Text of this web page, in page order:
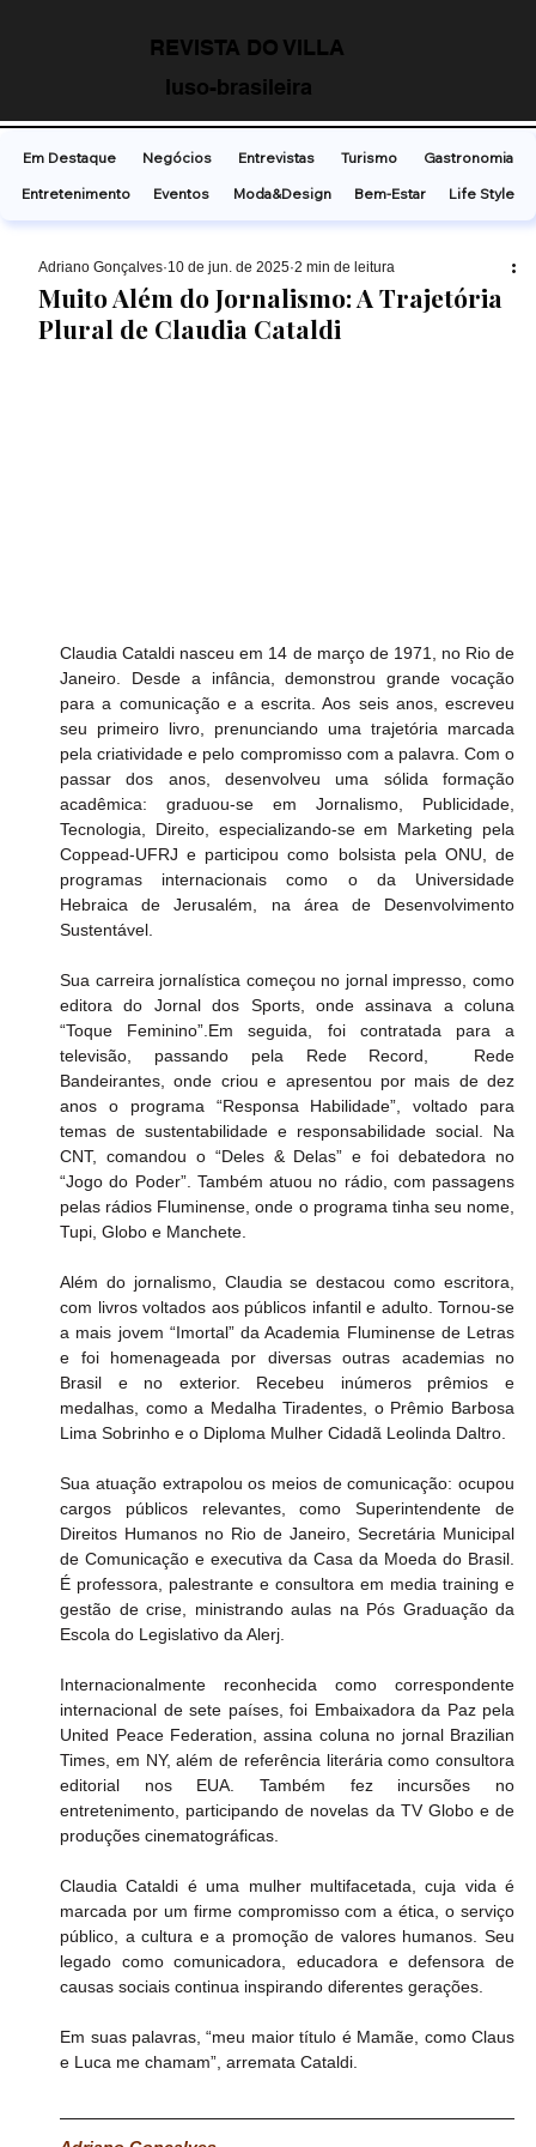
REVISTA DO VILLA
luso-brasileira
Muito Além do Jornalismo: A Trajetória
Plural de Claudia Cataldi
Adriano Gonçalves 10 de jun. de 2025 2 min de leitura
Claudia Cataldi nasceu em 14 de março de 1971, no Rio de
Janeiro. Desde a infância, demonstrou grande vocação
para a comunicação e a escrita. Aos seis anos, escreveu
seu primeiro livro, prenunciando uma trajetória marcada
pela criatividade e pelo compromisso com a palavra. Com o
passar dos anos, desenvolveu uma sólida formação
acadêmica: graduou-se em Jornalismo, Publicidade,
Tecnologia, Direito, especializando-se em Marketing pela
Coppead-UFRJ e participou como bolsista pela ONU, de
programas internacionais como o da Universidade
Hebraica de Jerusalém, na área de Desenvolvimento
Sustentável.
Sua carreira jornalística começou no jornal impresso, como
editora do Jornal dos Sports, onde assinava a coluna
“Toque Feminino”.Em seguida, foi contratada para a
televisão, passando pela Rede Record,  Rede
Bandeirantes, onde criou e apresentou por mais de dez
anos o programa “Responsa Habilidade”, voltado para
temas de sustentabilidade e responsabilidade social. Na
CNT, comandou o “Deles & Delas” e foi debatedora no
“Jogo do Poder”. Também atuou no rádio, com passagens
pelas rádios Fluminense, onde o programa tinha seu nome,
Tupi, Globo e Manchete.
Além do jornalismo, Claudia se destacou como escritora,
com livros voltados aos públicos infantil e adulto. Tornou-se
a mais jovem “Imortal” da Academia Fluminense de Letras
e foi homenageada por diversas outras academias no
Brasil e no exterior. Recebeu inúmeros prêmios e
medalhas, como a Medalha Tiradentes, o Prêmio Barbosa
Lima Sobrinho e o Diploma Mulher Cidadã Leolinda Daltro.
Sua atuação extrapolou os meios de comunicação: ocupou
cargos públicos relevantes, como Superintendente de
Direitos Humanos no Rio de Janeiro, Secretária Municipal
de Comunicação e executiva da Casa da Moeda do Brasil.
É professora, palestrante e consultora em media training e
gestão de crise, ministrando aulas na Pós Graduação da
Escola do Legislativo da Alerj.
Internacionalmente reconhecida como correspondente
internacional de sete países, foi Embaixadora da Paz pela
United Peace Federation, assina coluna no jornal Brazilian
Times, em NY, além de referência literária como consultora
editorial nos EUA. Também fez incursões no
entretenimento, participando de novelas da TV Globo e de
produções cinematográficas.
Claudia Cataldi é uma mulher multifacetada, cuja vida é
marcada por um firme compromisso com a ética, o serviço
público, a cultura e a promoção de valores humanos. Seu
legado como comunicadora, educadora e defensora de
causas sociais continua inspirando diferentes gerações.
Em suas palavras, “meu maior título é Mamãe, como Claus
e Luca me chamam”, arremata Cataldi.
Em Destaque Negócios Entrevistas Turismo
Gastronomia
Entretenimento
Eventos Moda&Design Bem-Estar Life Style